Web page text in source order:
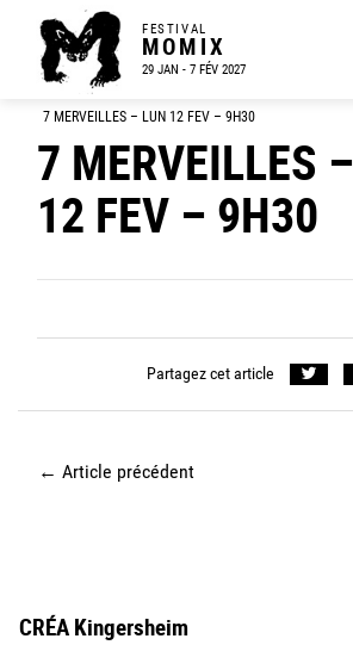
FESTIVAL
MOMIX
29 JAN - 7 FÉV 2027
7 MERVEILLES – LUN 12 FEV – 9H30
7 MERVEILLES
12 FEV – 9H30
Partagez cet article
← Article précédent
CRÉA Kingersheim